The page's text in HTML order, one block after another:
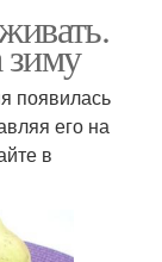
появилась
его на
в